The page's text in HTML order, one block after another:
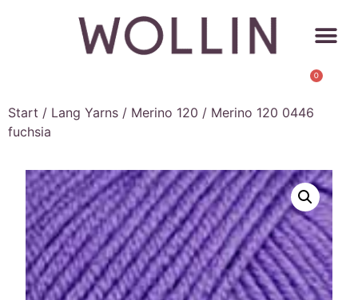
0
Start / Lang Yarns / Merino 120 / Merino 120 0446
fuchsia